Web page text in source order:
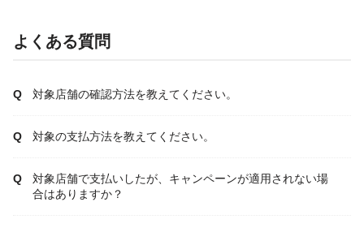
よくある質問
対象店舗の確認方法を教えてください。
対象の支払方法を教えてください。
対象店舗で支払いしたが、キャンペーンが適用されない場
合はありますか？